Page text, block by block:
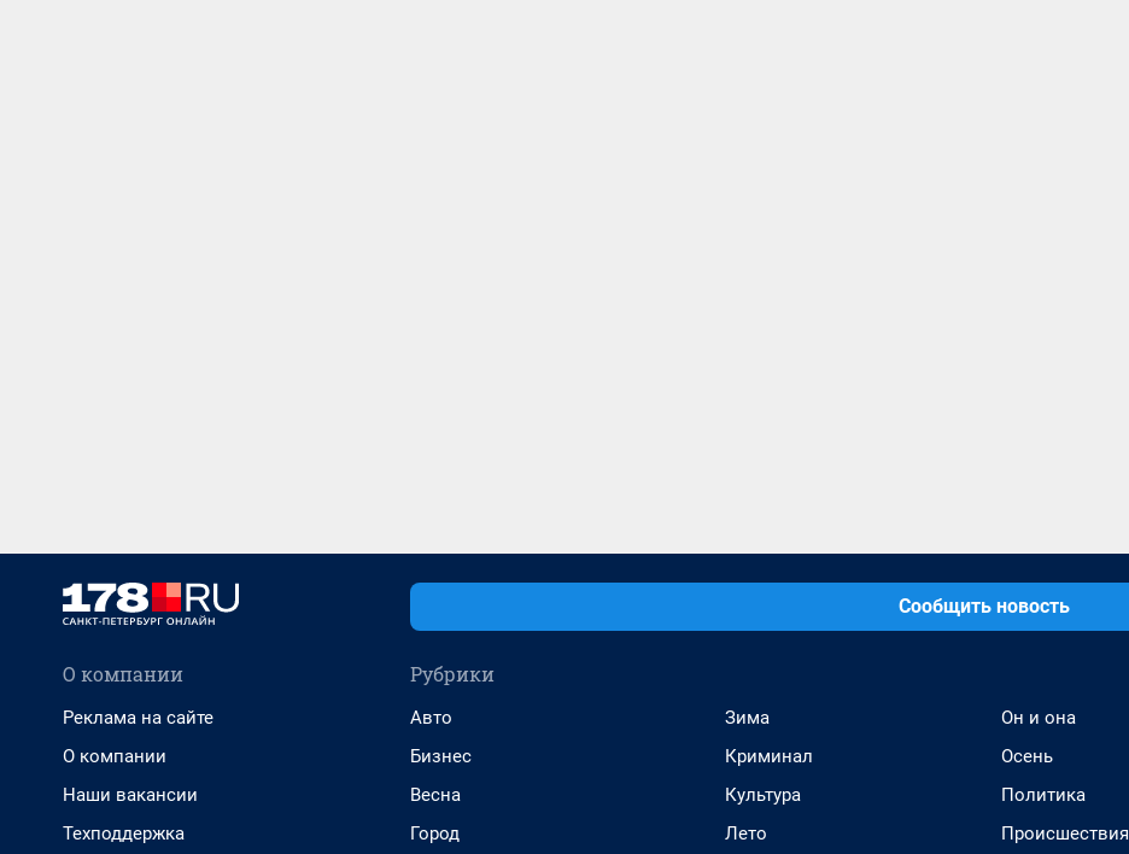
Сообщить новость
О компании
Реклама на сайте
О компании
Наши вакансии
Техподдержка
Рубрики
Авто
Бизнес
Весна
Город
Зима
Криминал
Культура
Лето
Он и она
Осень
Политика
Происшествия